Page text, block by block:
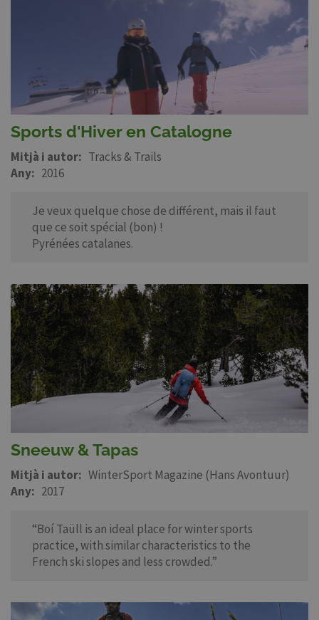
Sports d'Hiver en Catalogne
Mitjà i autor
Tracks & Trails
Any
2016
Je veux quelque chose de différent, mais il faut
que ce soit spécial (bon) !
Pyrénées catalanes.
Sneeuw & Tapas
Mitjà i autor
WinterSport Magazine (Hans Avontuur)
Any
2017
“Boí Taüll is an ideal place for winter sports
practice, with similar characteristics to the
French ski slopes and less crowded.”